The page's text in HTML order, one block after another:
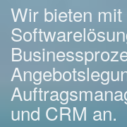
Wir bieten mit
und CRM an.